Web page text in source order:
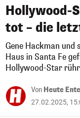
Hollywood-
tot – die
Gene Hackman und
Haus in Santa Fe
Hollywood-Star
Von Heute
27.02.2025,